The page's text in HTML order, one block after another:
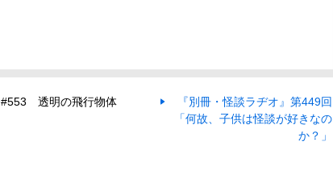
#553 透明の飛行物体
『別冊・怪談ラヂオ』第449回
「何故、子供は怪談が好きなの
か？」